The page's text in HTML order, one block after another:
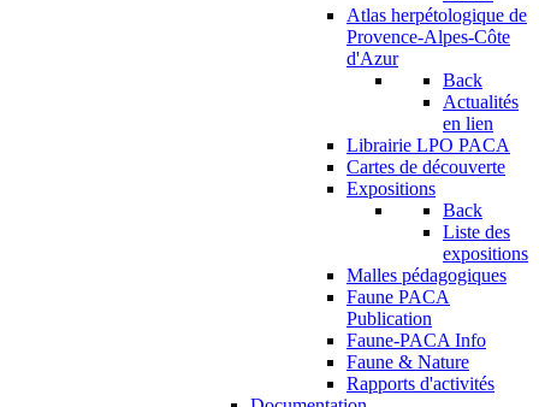
Atlas herpétologique de
Provence-Alpes-Côte
d'Azur
Back
Actualités
en lien
Librairie LPO PACA
Cartes de découverte
Expositions
Back
Liste des
expositions
Malles pédagogiques
Faune PACA
Publication
Faune-PACA Info
Faune & Nature
Rapports d'activités